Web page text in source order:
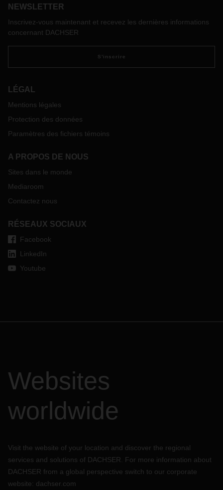
NEWSLETTER
Inscrivez-vous maintenant et recevez les dernières informations
concernant DACHSER
S'inscrire
LÉGAL
Mentions légales
Protection des données
Paramètres des fichiers témoins
A PROPOS DE NOUS
Sites dans le monde
Mediaroom
Contactez nous
RÉSEAUX SOCIAUX
Facebook
LinkedIn
Youtube
Websites
worldwide
Visit the website of your location and discover the regional
services and solutions of DACHSER. For more information about
DACHSER from a global perspective switch to our corporate
website: dachser.com